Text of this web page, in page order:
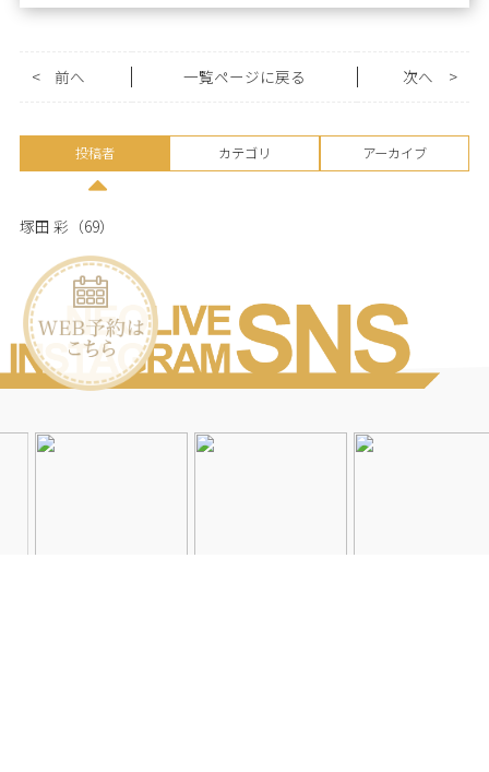
< 前へ 一覧ページに戻る >
次へ
投稿者 カテゴリ アーカイブ
塚田 彩 （69）